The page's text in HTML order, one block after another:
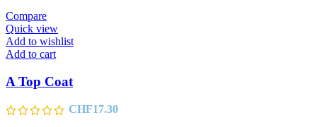
Compare
Quick view
Add to wishlist
Add to cart
A Top Coat
CHF17.30